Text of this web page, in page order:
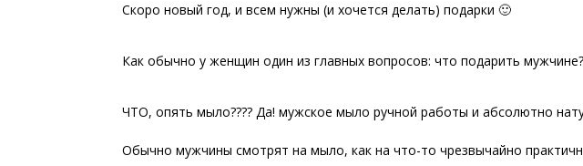
Скоро новый год, и всем нужны (и хочется делать) подарки 🙂
Как обычно у женщин один из главных вопросов: что подарить
ЧТО, опять мыло???? Да! мужское мыло ручной работы и абсолютно
Обычно мужчины смотрят на мыло, как на что-то чрезвычайно